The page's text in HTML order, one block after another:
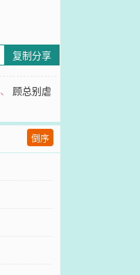
复制分享
、顾总别虐
倒序